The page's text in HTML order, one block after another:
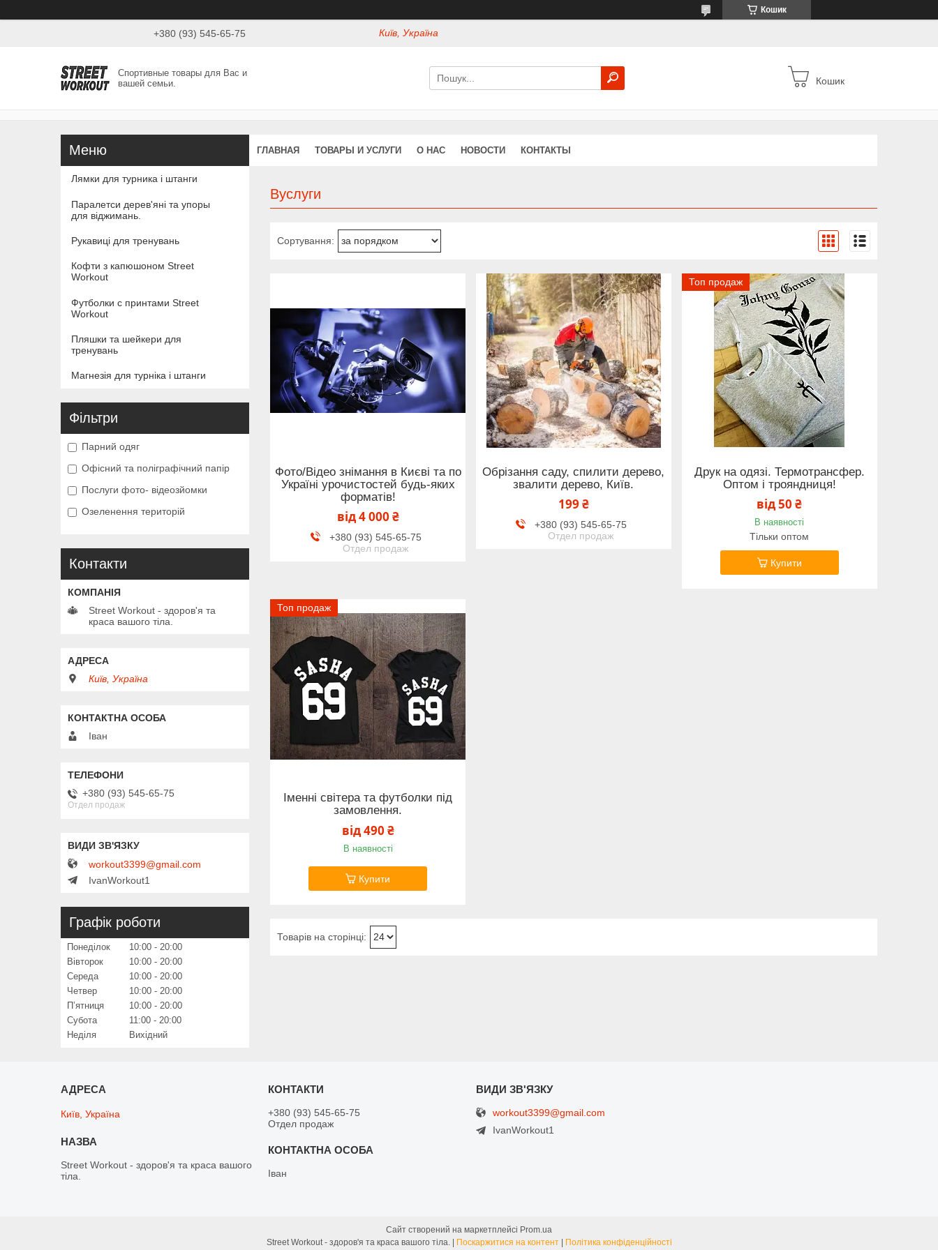
Кошик
+380 (93) 545-65-75 Київ, Україна
Спортивные товары для Вас и
вашей семьи.
Кошик
ГЛАВНАЯ ТОВАРЫ И УСЛУГИ О НАС НОВОСТИ КОНТАКТЫ
Вуслуги
Фото/Відео знімання в Києві та по
Україні урочистостей будь-яких
форматів!
від 4 000 ₴
+380 (93) 545-65-75
Отдел продаж
Обрізання саду, спилити дерево,
звалити дерево, Київ.
199 ₴
+380 (93) 545-65-75
Отдел продаж
Топ продаж
Друк на одязі. Термотрансфер.
Оптом і трояндниця!
від 50 ₴
В наявності
Тільки оптом
Купити
Топ продаж
Іменні світера та футболки під
замовлення.
від 490 ₴
В наявності
Купити
Лямки для турника і штанги
Паралетси дерев'яні та упоры
для віджимань.
Рукавиці для тренувань
Кофти з капюшоном Street
Workout
Футболки с принтами Street
Workout
Пляшки та шейкери для
тренувань
Магнезія для турніка і штанги
Фільтри
Парний одяг
Офісний та поліграфічний папір
Послуги фото- відеозйомки
Озеленення територій
Контакти
Street Workout - здоров'я та
краса вашого тіла.
Київ, Україна
Іван
+380 (93) 545-65-75
Отдел продаж
workout3399@gmail.com
IvanWorkout1
Графік роботи
Понеділок 10:00
20:00
Вівторок
10:00
20:00
Середа
10:00
20:00
Четвер
10:00
20:00
Пʼятниця
10:00
20:00
Субота
11:00
20:00
Неділя
Вихідний
Київ, Україна
Street Workout - здоров'я та краса вашого
тіла.
+380 (93) 545-65-75
Отдел продаж
Іван
workout3399@gmail.com
IvanWorkout1
Сайт створений на маркетплейсі Prom.ua
Street Workout - здоров'я та краса вашого тіла. | Поскаржитися на контент | Політика конфіденційності